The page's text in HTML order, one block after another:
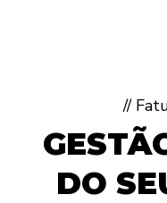
//
DO